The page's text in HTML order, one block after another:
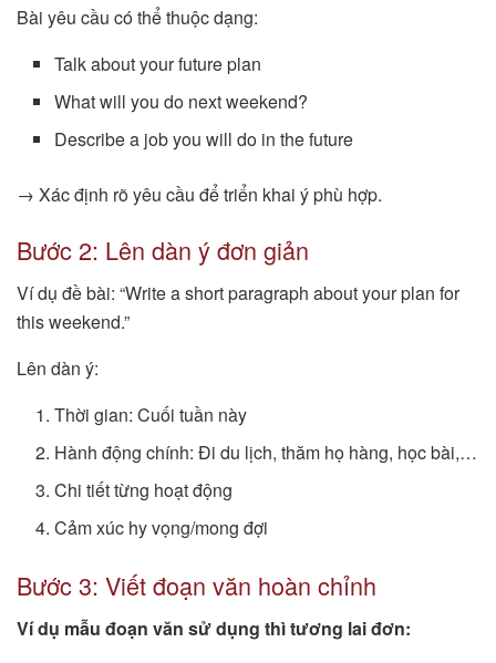
Bài yêu cầu có thể thuộc dạng:
Talk about your future plan
What will you do next weekend?
Describe a job you will do in the future
→ Xác định rõ yêu cầu để triển khai ý phù hợp.
Bước 2: Lên dàn ý đơn giản
Ví dụ đề bài: “Write a short paragraph about your plan for
this weekend.”
Lên dàn ý:
Thời gian: Cuối tuần này
Hành động chính: Đi du lịch, thăm họ hàng, học bài,…
Chi tiết từng hoạt động
Cảm xúc hy vọng/mong đợi
Bước 3: Viết đoạn văn hoàn chỉnh
Ví dụ mẫu đoạn văn sử dụng thì tương lai đơn: